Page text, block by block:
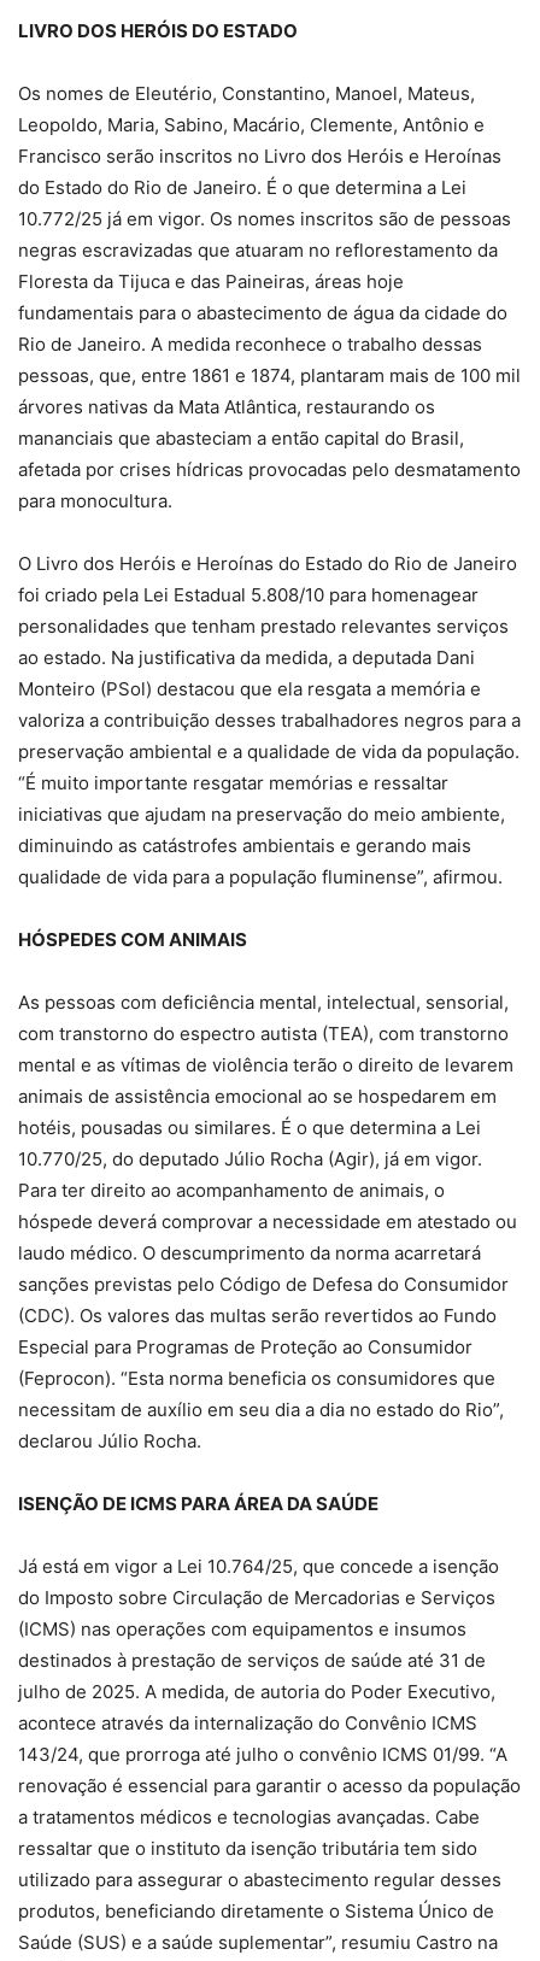
LIVRO DOS HERÓIS DO ESTADO
Os nomes de Eleutério, Constantino, Manoel, Mateus,
Leopoldo, Maria, Sabino, Macário, Clemente, Antônio e
Francisco serão inscritos no Livro dos Heróis e Heroínas
do Estado do Rio de Janeiro. É o que determina a Lei
10.772/25 já em vigor. Os nomes inscritos são de pessoas
negras escravizadas que atuaram no reflorestamento da
Floresta da Tijuca e das Paineiras, áreas hoje
fundamentais para o abastecimento de água da cidade do
Rio de Janeiro. A medida reconhece o trabalho dessas
pessoas, que, entre 1861 e 1874, plantaram mais de 100 mil
árvores nativas da Mata Atlântica, restaurando os
mananciais que abasteciam a então capital do Brasil,
afetada por crises hídricas provocadas pelo desmatamento
para monocultura.
O Livro dos Heróis e Heroínas do Estado do Rio de Janeiro
foi criado pela Lei Estadual 5.808/10 para homenagear
personalidades que tenham prestado relevantes serviços
ao estado. Na justificativa da medida, a deputada Dani
Monteiro (PSol) destacou que ela resgata a memória e
valoriza a contribuição desses trabalhadores negros para a
preservação ambiental e a qualidade de vida da população.
“É muito importante resgatar memórias e ressaltar
iniciativas que ajudam na preservação do meio ambiente,
diminuindo as catástrofes ambientais e gerando mais
qualidade de vida para a população fluminense”, afirmou.
HÓSPEDES COM ANIMAIS
As pessoas com deficiência mental, intelectual, sensorial,
com transtorno do espectro autista (TEA), com transtorno
mental e as vítimas de violência terão o direito de levarem
animais de assistência emocional ao se hospedarem em
hotéis, pousadas ou similares. É o que determina a Lei
10.770/25, do deputado Júlio Rocha (Agir), já em vigor.
Para ter direito ao acompanhamento de animais, o
hóspede deverá comprovar a necessidade em atestado ou
laudo médico. O descumprimento da norma acarretará
sanções previstas pelo Código de Defesa do Consumidor
(CDC). Os valores das multas serão revertidos ao Fundo
Especial para Programas de Proteção ao Consumidor
(Feprocon). “Esta norma beneficia os consumidores que
necessitam de auxílio em seu dia a dia no estado do Rio”,
declarou Júlio Rocha.
ISENÇÃO DE ICMS PARA ÁREA DA SAÚDE
Já está em vigor a Lei 10.764/25, que concede a isenção
do Imposto sobre Circulação de Mercadorias e Serviços
(ICMS) nas operações com equipamentos e insumos
destinados à prestação de serviços de saúde até 31 de
julho de 2025. A medida, de autoria do Poder Executivo,
acontece através da internalização do Convênio ICMS
143/24, que prorroga até julho o convênio ICMS 01/99. “A
renovação é essencial para garantir o acesso da população
a tratamentos médicos e tecnologias avançadas. Cabe
ressaltar que o instituto da isenção tributária tem sido
utilizado para assegurar o abastecimento regular desses
produtos, beneficiando diretamente o Sistema Único de
Saúde (SUS) e a saúde suplementar”, resumiu Castro na